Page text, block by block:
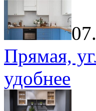
Прямая,
удобнее